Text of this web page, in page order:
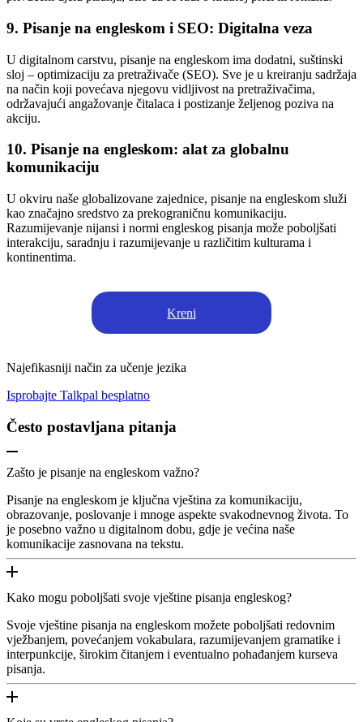
9. Pisanje na engleskom i SEO: Digitalna veza
U digitalnom carstvu, pisanje na engleskom ima dodatni, suštinski
sloj – optimizaciju za pretraživače (SEO). Sve je u kreiranju sadržaja
na način koji povećava njegovu vidljivost na pretraživačima,
održavajući angažovanje čitalaca i postizanje željenog poziva na
akciju.
10. Pisanje na engleskom: alat za globalnu
komunikaciju
U okviru naše globalizovane zajednice, pisanje na engleskom služi
kao značajno sredstvo za prekograničnu komunikaciju.
Razumijevanje nijansi i normi engleskog pisanja može poboljšati
interakciju, saradnju i razumijevanje u različitim kulturama i
kontinentima.
Kreni
Najefikasniji način za učenje jezika
Isprobajte Talkpal besplatno
Često postavljana pitanja
Zašto je pisanje na engleskom važno?
Pisanje na engleskom je ključna vještina za komunikaciju,
obrazovanje, poslovanje i mnoge aspekte svakodnevnog života. To
je posebno važno u digitalnom dobu, gdje je većina naše
komunikacije zasnovana na tekstu.
Kako mogu poboljšati svoje vještine pisanja engleskog?
Svoje vještine pisanja na engleskom možete poboljšati redovnim
vježbanjem, povećanjem vokabulara, razumijevanjem gramatike i
interpunkcije, širokim čitanjem i eventualno pohađanjem kurseva
pisanja.